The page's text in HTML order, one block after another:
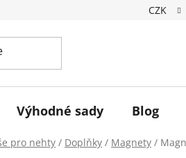
Hodnocení
CZK
Výhodné sady Blog
pro nehty / Doplňky / Magnety /